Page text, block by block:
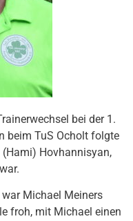
bei der 1.
beim TuS Ocholt folgte
Hovhannisyan,
Michael Meiners
froh, mit Michael einen